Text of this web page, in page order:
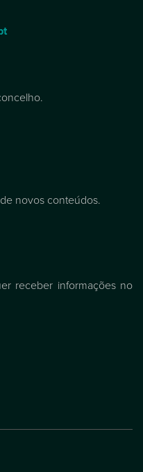
novos conteúdos.
receber informações no